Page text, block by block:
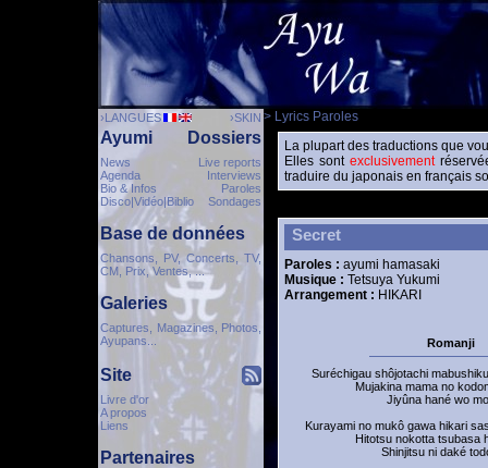
›LANGUES ›SKIN
Ayumi
News
Agenda
Bio & Infos
Disco|Vidéo|Biblio
Dossiers
Live reports
Interviews
Paroles
Sondages
Base de données
Chansons, PV, Concerts, TV,
CM, Prix, Ventes, ...
Galeries
Captures, Magazines, Photos,
Ayupans...
Site
Livre d'or
A propos
Liens
Partenaires
> Lyrics Paroles
La plupart des traductions que
Elles sontexclusivement
traduire du japonais en français
Secret
Paroles : ayumi hamasaki
Musique : Tetsuya Yukumi
Arrangement : HIKARI
Romanji
Suréchigau shôjotachi
Mujakina mama no
Jiyûna hané wo
Kurayami no mukô gawa hikari
Hitotsu nokotta tsubasa
Shinjitsu ni daké